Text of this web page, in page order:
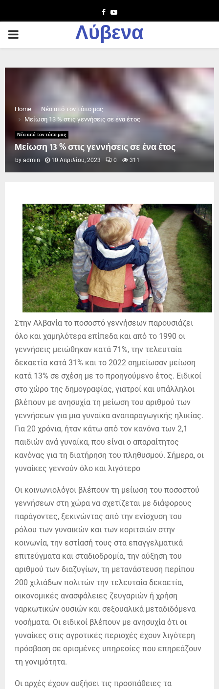
Facebook
Youtube
PRIMARY
Λύβενα
Home
Νέα από τον τόπο μας
Μείωση 13 % στις γεννήσεις σε ένα έτος
Νέα από τον τόπο μας
Μείωση 13 % στις γεννήσεις σε ένα έτος
by admin 10 Απριλίου, 2023 0 311
Στην Αλβανία το ποσοστό γεννήσεων παρουσιάζει
όλο και χαμηλότερα επίπεδα και από το 1990 οι
γεννήσεις μειώθηκαν κατά 71%, την τελευταία
δεκαετία κατά 31% και το 2022 σημείωσαν μείωση
κατά 13% σε σχέση με το προηγούμενο έτος. Ειδικοί
στο χώρο της δημογραφίας, γιατροί και υπάλληλοι
βλέπουν με ανησυχία τη μείωση του αριθμού των
γεννήσεων για μια γυναίκα αναπαραγωγικής ηλικίας.
Για 20 χρόνια, ήταν κάτω από τον κανόνα των 2,1
παιδιών ανά γυναίκα, που είναι ο απαραίτητος
κανόνας για τη διατήρηση του πληθυσμού. Σήμερα, οι
γυναίκες γεννούν όλο και λιγότερο
Οι κοινωνιολόγοι βλέπουν τη μείωση του ποσοστού
γεννήσεων στη χώρα να σχετίζεται με διάφορους
παράγοντες, ξεκινώντας από την ενίσχυση του
ρόλου των γυναικών και των κοριτσιών στην
κοινωνία, την εστίασή τους στα επαγγελματικά
επιτεύγματα και σταδιοδρομία, την αύξηση του
αριθμού των διαζυγίων, τη μετανάστευση περίπου
200 χιλιάδων πολιτών την τελευταία δεκαετία,
οικονομικές ανασφάλειες ζευγαριών ή χρήση
ναρκωτικών ουσιών και σεξουαλικά μεταδιδόμενα
νοσήματα. Οι ειδικοί βλέπουν με ανησυχία ότι οι
γυναίκες στις αγροτικές περιοχές έχουν λιγότερη
πρόσβαση σε ορισμένες υπηρεσίες που επηρεάζουν
τη γονιμότητα.
Οι αρχές έχουν αυξήσει τις προσπάθειες τα